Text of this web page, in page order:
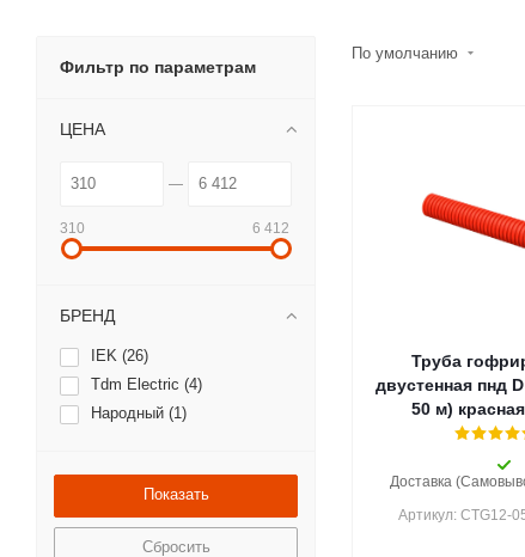
По умолчанию
Труба
двустенная пнд
50 м)
Доставка
Артикул: CTG12-
Фильтр по параметрам
ЦЕНА
310 6 412
БРЕНД
IEK (26)
Tdm Electric (4)
Народный (1)
Сбросить